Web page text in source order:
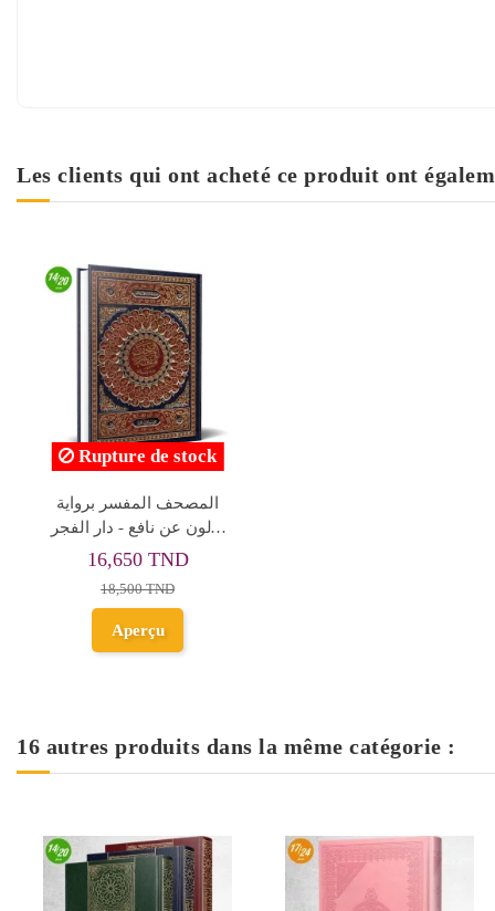
Les clients qui ont acheté ce produit ont
Rupture de stock
المصحف المفسر برواية
قالون عن نافع - دار الفجر
الاسلامي
16,650 TND
18,500 TND
Aperçu
16 autres produits dans la même catégorie :